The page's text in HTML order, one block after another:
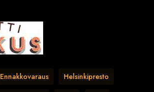
Ennakkovaraus Helsinkipresto